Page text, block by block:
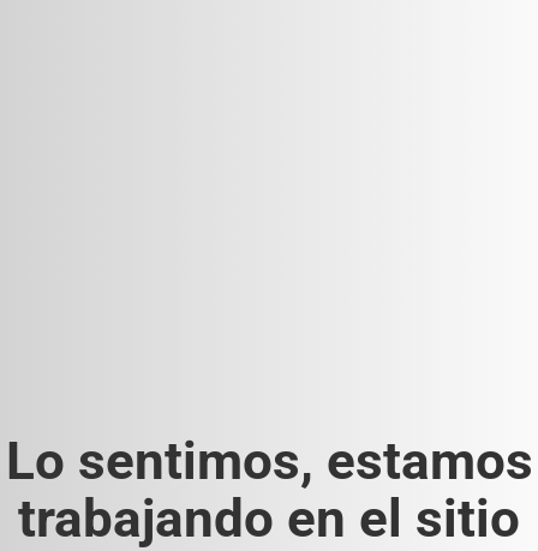
Lo sentimos, estamos
trabajando en el sitio